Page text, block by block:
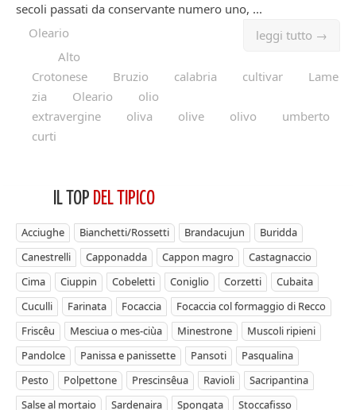
secoli passati da conservante numero uno, ...
leggi tutto →
Oleario
Alto
Crotonese
Bruzio calabria cultivar
Lame
zia
Oleario
olio
extravergine
oliva olive olivo
umberto
curti
IL TOP DEL TIPICO
Acciughe Bianchetti/Rossetti Brandacujun
Buridda
Canestrelli
Capponadda Cappon magro
Castagnaccio
Cima
Ciuppin Cobeletti Coniglio Corzetti
Cubaita
Cuculli
Farinata Focaccia
Focaccia col formaggio di Recco
Friscêu
Mesciua o mes-ciùa Minestrone
Muscoli ripieni
Pandolce
Panissa e panissette Pansoti
Pasqualina
Pesto
Polpettone Prescinsêua Ravioli
Sacripantina
Salse al mortaio
Sardenaira Spongata Stoccafisso